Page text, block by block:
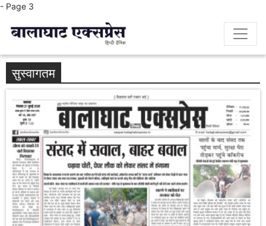
- Page 3
सुस्वागतम